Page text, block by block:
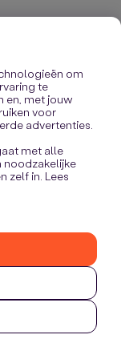
om
te
en, met jouw
voor
advertenties.
met alle
noodzakelijke
zelf in. Lees